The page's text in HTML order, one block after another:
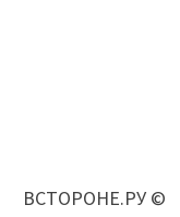
ВСТОРОНЕ.РУ ©